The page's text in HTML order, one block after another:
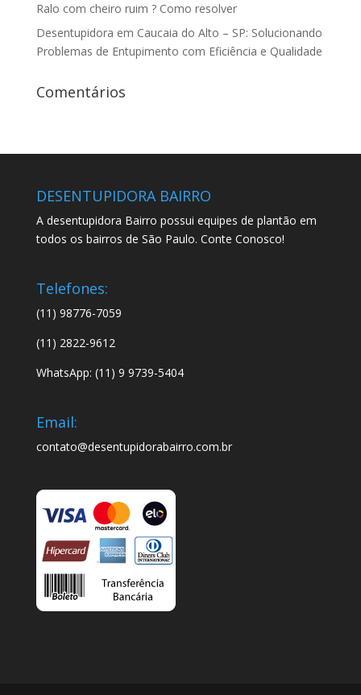
Ralo com cheiro ruim ? Como resolver
Desentupidora em Caucaia do Alto – SP: Solucionando
Problemas de Entupimento com Eficiência e Qualidade
Comentários
DESENTUPIDORA BAIRRO
A desentupidora Bairro possui equipes de plantão em
todos os bairros de São Paulo. Conte Conosco!
Telefones:
(11) 98776-7059
(11) 2822-9612
WhatsApp: (11) 9 9739-5404
Email:
contato@desentupidorabairro.com.br